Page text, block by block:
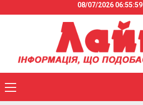
to
08/07/2026 06:55:59
Primary
Menu